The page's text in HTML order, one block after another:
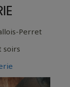
Perret
soirs